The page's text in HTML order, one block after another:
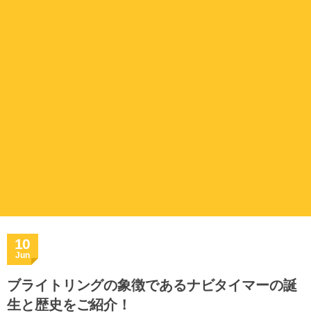
10
Jun
ブライトリングの象徴であるナビタイマーの誕
生と歴史をご紹介！